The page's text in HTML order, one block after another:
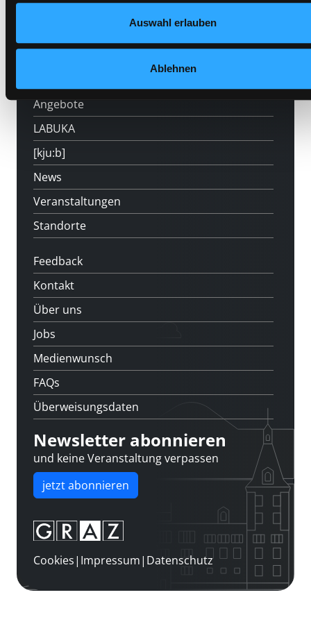
Auswahl erlauben
Ablehnen
800
Angebote
LABUKA
[kju:b]
News
Veranstaltungen
Standorte
Feedback
Kontakt
Über uns
Jobs
Medienwunsch
FAQs
Überweisungsdaten
Newsletter abonnieren
und keine Veranstaltung verpassen
jetzt abonnieren
Cookies| Impressum| Datenschutz